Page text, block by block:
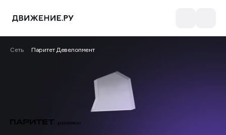
Сеть Паритет Девелопмент